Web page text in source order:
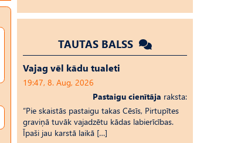
TAUTAS BALSS
Vajag vēl kādu tualeti
19:47, 8. Aug, 2026
Pastaigu cienītāja raksta:
“Pie skaistās pastaigu takas Cēsīs, Pirtupītes
graviņā tuvāk vajadzētu kādas labierīcības.
Īpaši jau karstā laikā […]